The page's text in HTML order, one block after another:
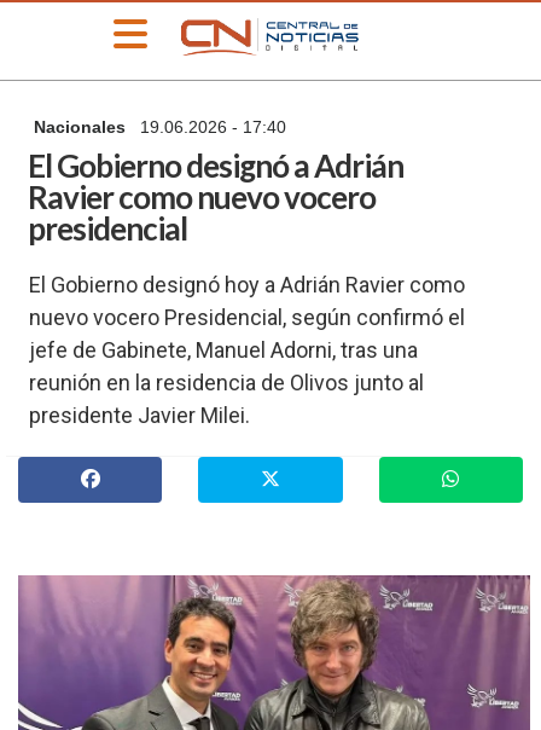
PORTADA
Deportes
Información
General
Locales
Nacionales
»
Provinciales
Cultura
Nacionales 19.06.2026 - 17:40
El Gobierno designó a Adrián
Ravier como nuevo vocero
presidencial
El Gobierno designó hoy a Adrián Ravier como
nuevo vocero Presidencial, según confirmó el
jefe de Gabinete, Manuel Adorni, tras una
reunión en la residencia de Olivos junto al
presidente Javier Milei.